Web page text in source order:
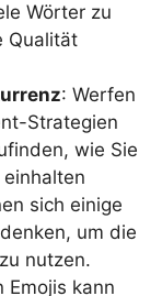
Wörter zu
Qualität
: Werfen
Strategien
wie Sie
sich einige
um die
nutzen.
Emojis kann